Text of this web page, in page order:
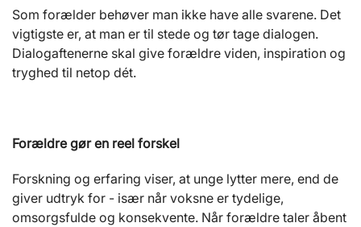
Som forælder behøver man ikke have alle svarene. Det
vigtigste er, at man er til stede og tør tage dialogen.
Dialogaftenerne skal give forældre viden, inspiration og
tryghed til netop dét.
Forældre gør en reel forskel
Forskning og erfaring viser, at unge lytter mere, end de
giver udtryk for - især når voksne er tydelige,
omsorgsfulde og konsekvente. Når forældre taler åbent